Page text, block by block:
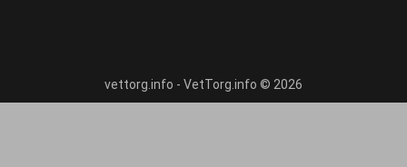
vettorg.info - VetTorg.info © 2026